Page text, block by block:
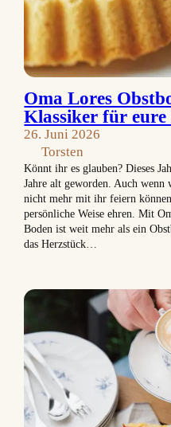
Oma Lores
Klassiker für
26. Juni 2026
Torsten
Könnt ihr es glauben? Dieses
Jahre alt geworden. Auch wenn
nicht mehr mit ihr feiern
persönliche Weise ehren. Mit
Boden ist weit mehr als ein
das Herzstück…